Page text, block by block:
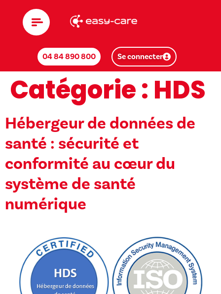
04 84 890 800 Se connecter
Catégorie : HDS
Hébergeur de données de
santé : sécurité et
conformité au cœur du
système de santé
numérique